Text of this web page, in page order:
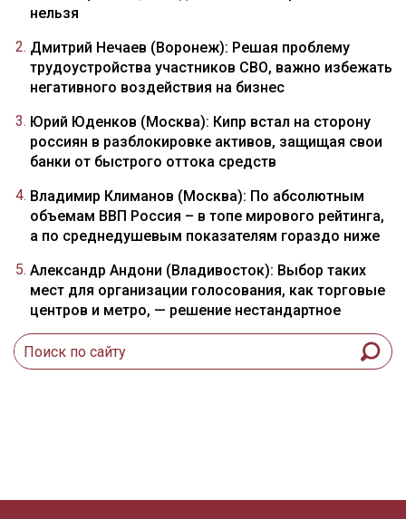
нельзя
Дмитрий Нечаев (Воронеж): Решая проблему
трудоустройства участников СВО, важно избежать
негативного воздействия на бизнес
Юрий Юденков (Москва): Кипр встал на сторону
россиян в разблокировке активов, защищая свои
банки от быстрого оттока средств
Владимир Климанов (Москва): По абсолютным
объемам ВВП Россия – в топе мирового рейтинга,
а по среднедушевым показателям гораздо ниже
Александр Андони (Владивосток): Выбор таких
мест для организации голосования, как торговые
центров и метро, — решение нестандартное